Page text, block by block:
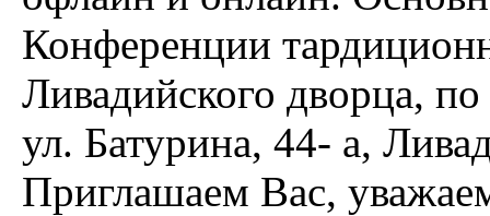
Конференции
Ливадийского дворца,
ул. Батурина, 44- а,
Приглашаем Вас,